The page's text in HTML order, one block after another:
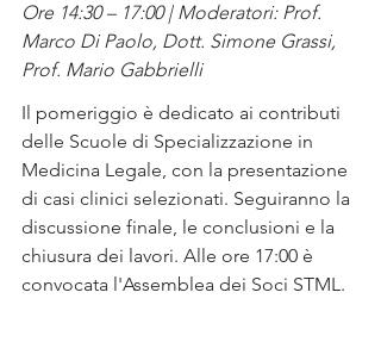
Ore 14:30 – 17:00 | Moderatori: Prof.
Marco Di Paolo, Dott. Simone Grassi,
Prof. Mario Gabbrielli
Il pomeriggio è dedicato ai contributi
delle Scuole di Specializzazione in
Medicina Legale, con la presentazione
di casi clinici selezionati. Seguiranno la
discussione finale, le conclusioni e la
chiusura dei lavori. Alle ore 17:00 è
convocata l'Assemblea dei Soci STML.